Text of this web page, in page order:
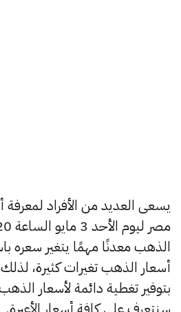
يسعى العديد من الأفراد
الذهب معدنًا مهمًا يتغير سعره
بتوفير تغطية دائمة لأسعار